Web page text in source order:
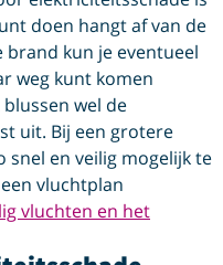
doen hangt af van de
brand kun je eventueel
weg kunt komen
wel de
uit. Bij een grotere
snel en veilig mogelijk te
vluchtplan
vluchten en het